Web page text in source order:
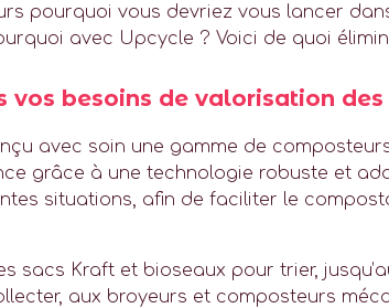
pourquoi vous devriez vous lancer
avec Upcycle ? Voici de quoi
vos besoins de valorisation
avec soin une gamme de
grâce à une technologie robuste et
situations, afin de faciliter le
sacs Kraft et bioseaux pour trier,
aux broyeurs et composteurs